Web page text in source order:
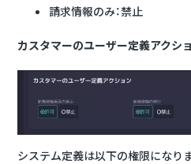
請求情報のみ：禁止
カスタマーのユーザー定義アクショ
システム定義は以下の権限になり